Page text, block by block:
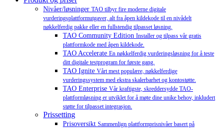
Nivåer/løsninger TAO tilbyr fire moderne digitale
vurderingsplattformutgaver, alt fra åpen kildekode til en nivådelt
nøkkelferdig pakke eller en fullstendig tilpasset løsning.
TAO Community Edition Installer og tilpass vår gratis
plattformkode med åpen kildekode.
TAO Accelerate En nøkkelferdig vurderingsløsning for å teste
ditt digitale testprogram for første gang.
TAO Ignite Vårt mest populære, nøkkelferdige
vurderingssystem med ekstra skalerbarhet og kontostøtte.
TAO Enterprise Vår kraftigste, skreddersydde TAO-
plattformløsning er utviklet for å møte dine unike behov, inkludert
støtte for tilpasset integrasjon.
Prissetting
Prisoversikt Sammenlign plattformprisnivåer basert på